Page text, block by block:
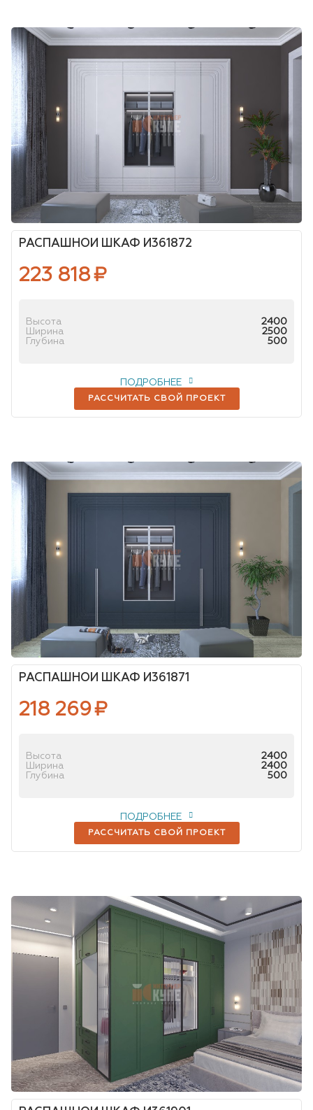
РАСПАШНОЙ ШКАФ И361872
223 818₽
Высота
2400
Ширина
2500
Глубина
500
РАССЧИТАТЬ СВОЙ ПРОЕКТ
ПОДРОБНЕЕ
РАСПАШНОЙ ШКАФ И361871
218 269₽
Высота
2400
Ширина
2400
Глубина
500
РАССЧИТАТЬ СВОЙ ПРОЕКТ
ПОДРОБНЕЕ